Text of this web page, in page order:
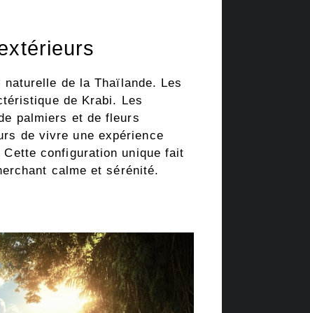
de la Thaïlande. Les
de Krabi. Les
palmiers et de fleurs
de vivre une expérience
configuration unique fait
calme et sérénité.